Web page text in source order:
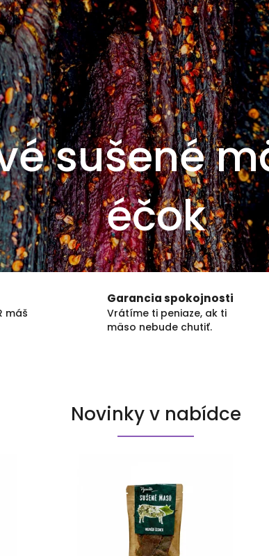
sušené
éčok
máš
Garancia spokojnosti
Vrátíme ti peniaze, ak ti
mäso nebude chutiť.
Novinky v nabídce